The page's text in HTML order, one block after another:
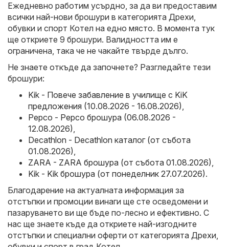
Ежедневно работим усърдно, за да ви предоставим
всички най-нови брошури в категорията Дрехи,
обувки и спорт Котел на едно място. В момента тук
ще откриете 9 брошури. Валидността им е
ограничена, така че не чакайте твърде дълго.
Не знаете откъде да започнете? Разгледайте тези
брошури:
Kik - Повече забавление в училище с KiK
предложения (10.08.2026 - 16.08.2026),
Pepco - Pepco брошура (06.08.2026 -
12.08.2026),
Decathlon - Decathlon каталог (от събота
01.08.2026),
ZARA - ZARA брошура (от събота 01.08.2026),
Kik - Kik брошура (от понеделник 27.07.2026).
Благодарение на актуалната информация за
отстъпки и промоции винаги ще сте осведомени и
пазаруването ви ще бъде по-лесно и ефективно. С
нас ще знаете къде да откриете най-изгодните
отстъпки и специални оферти от категорията Дрехи,